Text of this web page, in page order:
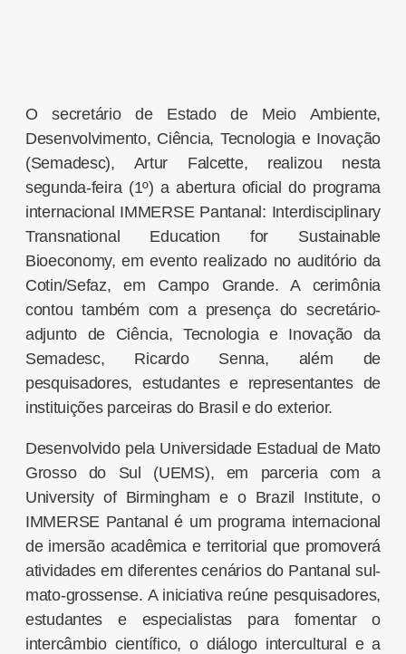
O secretário de Estado de Meio Ambiente,
Desenvolvimento, Ciência, Tecnologia e Inovação
(Semadesc), Artur Falcette, realizou nesta
segunda-feira (1º) a abertura oficial do programa
internacional IMMERSE Pantanal: Interdisciplinary
Transnational Education for Sustainable
Bioeconomy, em evento realizado no auditório da
Cotin/Sefaz, em Campo Grande. A cerimônia
contou também com a presença do secretário-
adjunto de Ciência, Tecnologia e Inovação da
Semadesc, Ricardo Senna, além de
pesquisadores, estudantes e representantes de
instituições parceiras do Brasil e do exterior.
Desenvolvido pela Universidade Estadual de Mato
Grosso do Sul (UEMS), em parceria com a
University of Birmingham e o Brazil Institute, o
IMMERSE Pantanal é um programa internacional
de imersão acadêmica e territorial que promoverá
atividades em diferentes cenários do Pantanal sul-
mato-grossense. A iniciativa reúne pesquisadores,
estudantes e especialistas para fomentar o
intercâmbio científico, o diálogo intercultural e a